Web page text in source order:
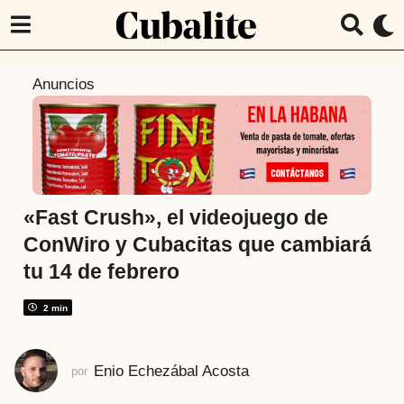
t
r
á
s
6
ñ
o
s
Anuncios
«Fast Crush», el videojuego de
ConWiro y Cubacitas que cambiará
tu 14 de febrero
2 min
por Enio Echezábal Acosta